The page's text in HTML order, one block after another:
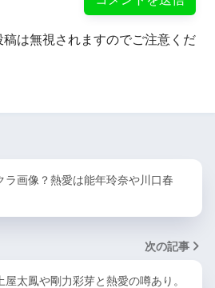
稿は無視されますのでご注意くだ
ラ画像？熱愛は能年玲奈や川口春
次の記事
太鳳や剛力彩芽と熱愛の噂あり。